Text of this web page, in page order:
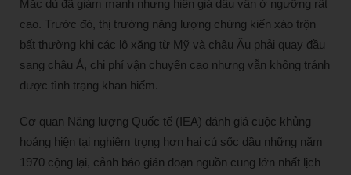
Mặc dù đã giảm mạnh nhưng hiện giá dầu vẫn ở ngưỡng rất
cao. Trước đó, thị trường năng lượng chứng kiến xáo trộn
bất thường khi các lô xăng từ Mỹ và châu Âu phải quay đầu
sang châu Á, chi phí vận chuyển cao nhưng vẫn không tránh
được tình trạng khan hiếm.
Cơ quan Năng lượng Quốc tế (IEA) đánh giá cuộc khủng
hoảng hiện tại nghiêm trọng hơn hai cú sốc dầu những năm
1970 cộng lại, cảnh báo gián đoạn nguồn cung lớn nhất lịch